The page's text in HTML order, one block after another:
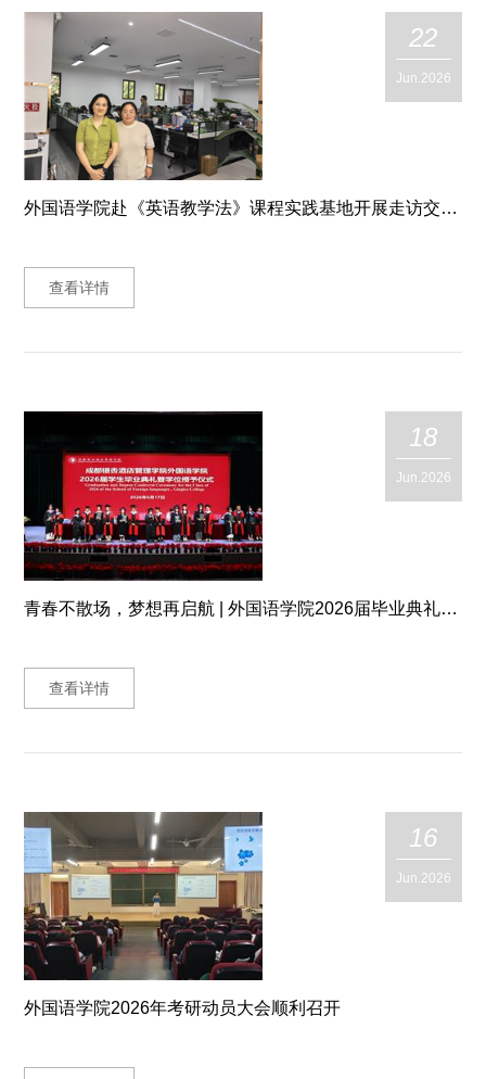
22
Jun.2026
外国语学院赴《英语教学法》课程实践基地开展走访交流活动
查看详情
18
Jun.2026
青春不散场，梦想再启航 | 外国语学院2026届毕业典礼暨学位授予仪式隆重举行
查看详情
16
Jun.2026
外国语学院2026年考研动员大会顺利召开